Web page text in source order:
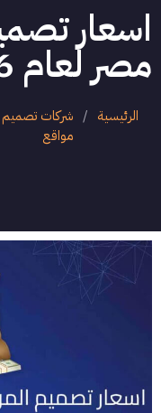
اسعار
مصر لعام 2026
الرئيسية / شركات تصميم
مواقع